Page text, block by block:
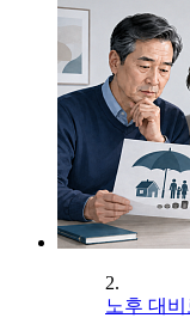
2.
노후 대